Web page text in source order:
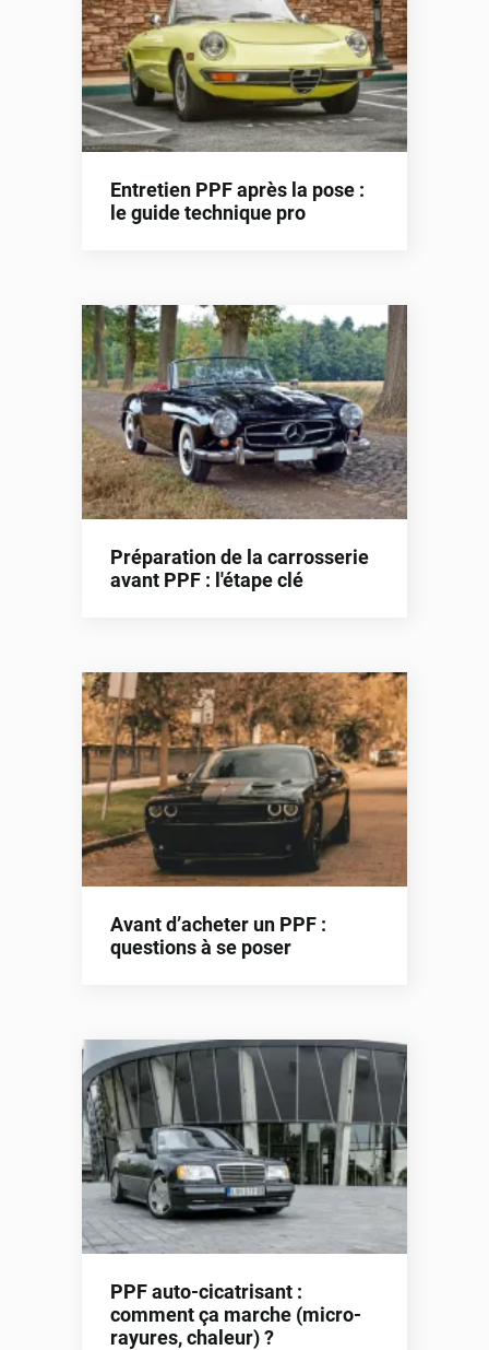
Entretien PPF après la pose :
le guide technique pro
Préparation de la carrosserie
avant PPF : l'étape clé
Avant d’acheter un PPF :
questions à se poser
PPF auto-cicatrisant :
comment ça marche (micro-
rayures, chaleur) ?